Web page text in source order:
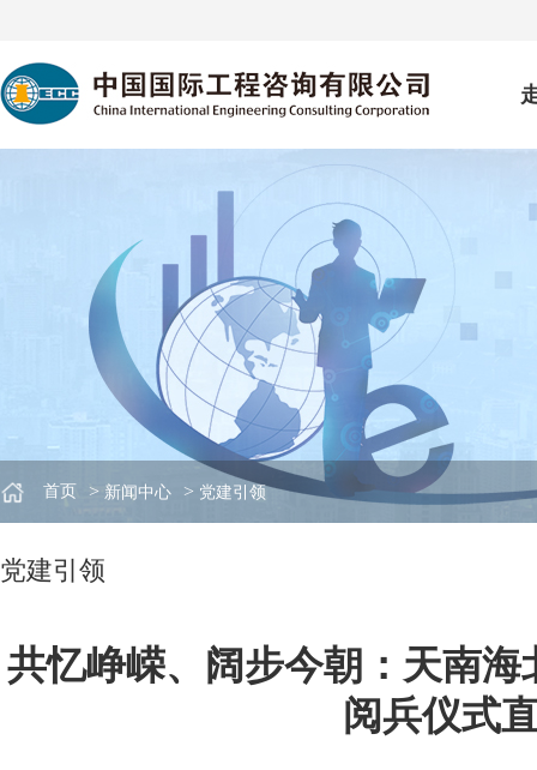
首页 > 新闻中心 > 党建引领
党建引领
共忆峥嵘、阔步今朝：天南
阅兵仪式